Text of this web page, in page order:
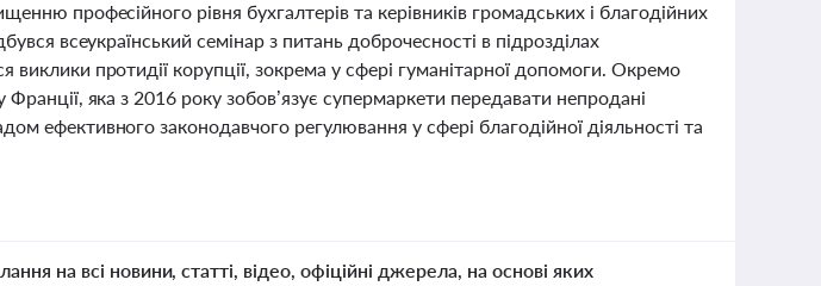
професійного рівня бухгалтерів та керівників громадських і благодійних
всеукраїнський семінар з питань доброчесності в підрозділах
виклики протидії корупції, зокрема у сфері гуманітарної допомоги. Окремо
Франції, яка з 2016 року зобов’язує супермаркети передавати непродані
ефективного законодавчого регулювання у сфері благодійної діяльності та
на всі новини, статті, відео, офіційні джерела, на основі яких